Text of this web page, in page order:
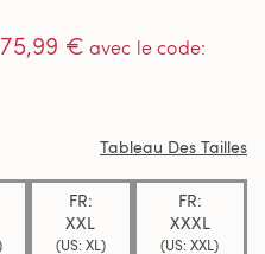
75,99 € avec le code:
Tableau Des Tailles
FR:
XXL
(US: XL)
FR:
XXXL
(US: XXL)